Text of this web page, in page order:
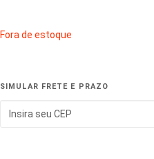
Fora de estoque
SIMULAR FRETE E PRAZO